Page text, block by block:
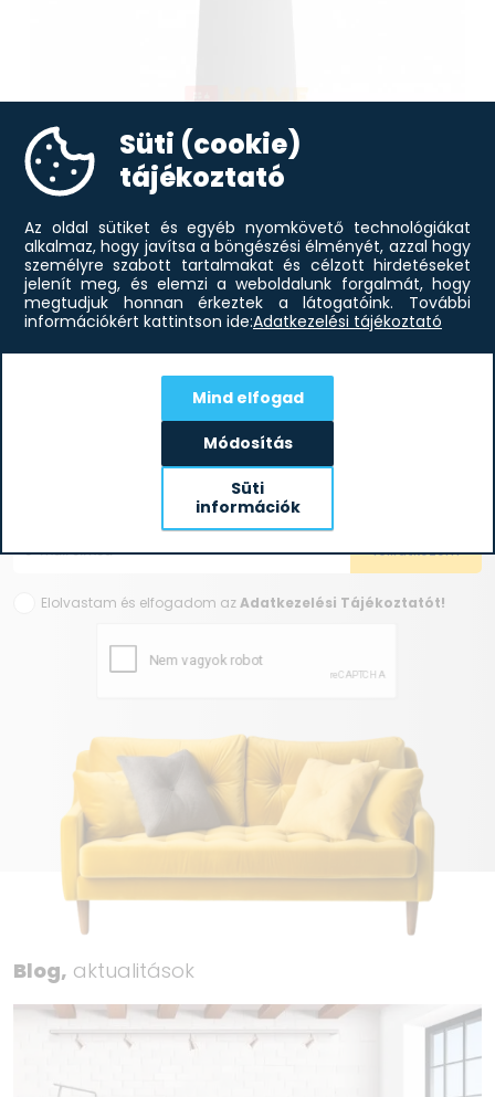
SLX SI-90XB sziget elszívó 140 335Ft
Iratkozz fel hírlevelünkre!
Értesülj elsőként aktuális akcióinkról!
Elolvastam és elfogadom azAdatkezelési Tájékoztatót!
Blog, aktualitások
Süti (cookie)
tájékoztató
Az oldal sütiket és egyéb nyomkövető technológiákat
alkalmaz, hogy javítsa a böngészési élményét, azzal hogy
személyre szabott tartalmakat és célzott hirdetéseket
jelenít meg, és elemzi a weboldalunk forgalmát, hogy
megtudjuk honnan érkeztek a látogatóink.
További
információkért kattintson ide:Adatkezelési tájékoztató
Mind elfogad
Módosítás
Süti
információk